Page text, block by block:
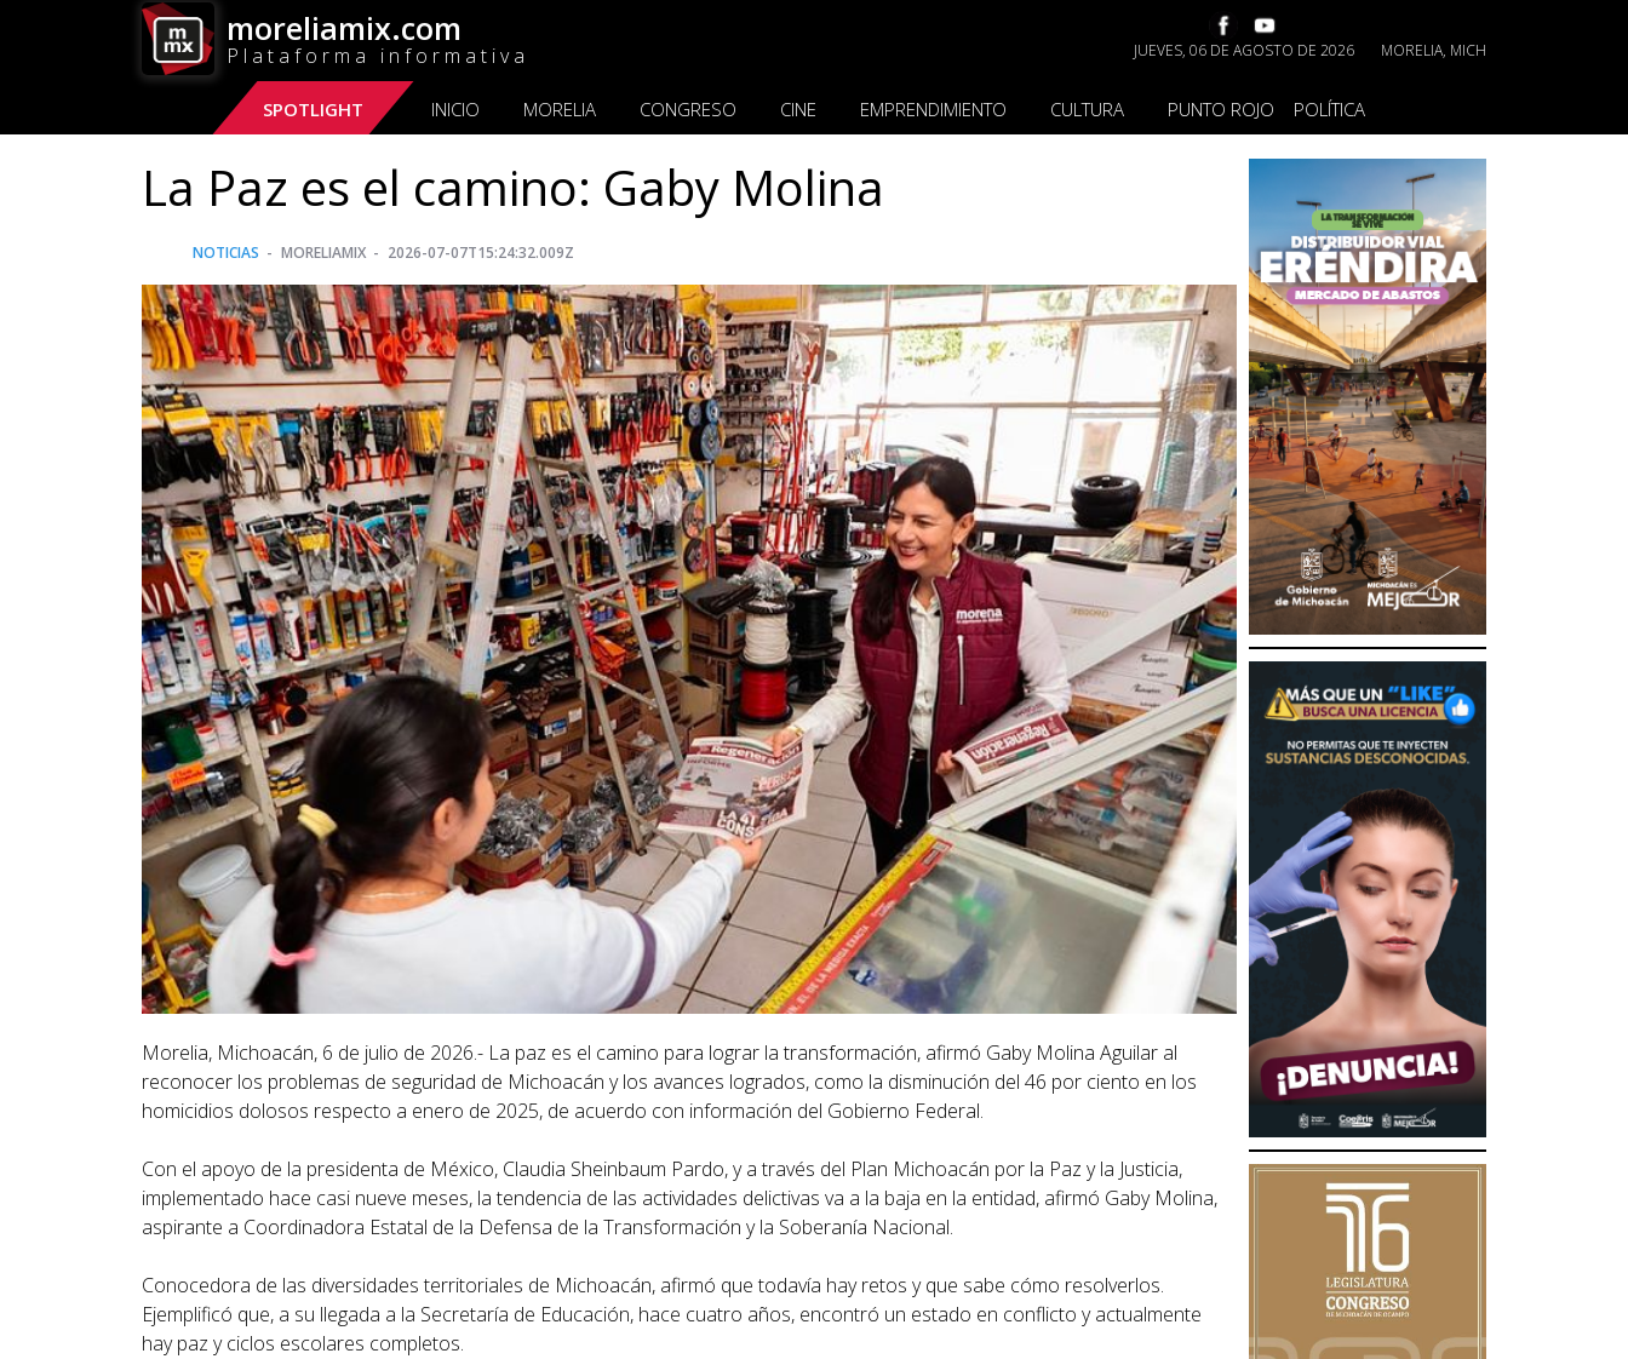
moreliamix.com
Plataforma informativa JUEVES, 06 DE AGOSTO DE 2026 MORELIA, MICH
SPOTLIGHT INICIO MORELIA CONGRESO CINE EMPRENDIMIENTO CULTURA PUNTO ROJO POLÍTICA
La Paz es el camino: Gaby Molina
NOTICIAS MORELIAMIX 2026-07-07T15:24:32.009Z
Morelia, Michoacán, 6 de julio de 2026.- La paz es el camino para lograr la transformación, afirmó Gaby Molina Aguilar al
reconocer los problemas de seguridad de Michoacán y los avances logrados, como la disminución del 46 por ciento en los
homicidios dolosos respecto a enero de 2025, de acuerdo con información del Gobierno Federal.
Con el apoyo de la presidenta de México, Claudia Sheinbaum Pardo, y a través del Plan Michoacán por la Paz y la Justicia,
implementado hace casi nueve meses, la tendencia de las actividades delictivas va a la baja en la entidad, afirmó Gaby Molina,
aspirante a Coordinadora Estatal de la Defensa de la Transformación y la Soberanía Nacional.
Conocedora de las diversidades territoriales de Michoacán, afirmó que todavía hay retos y que sabe cómo resolverlos.
Ejemplificó que, a su llegada a la Secretaría de Educación, hace cuatro años, encontró un estado en conflicto y actualmente
hay paz y ciclos escolares completos.